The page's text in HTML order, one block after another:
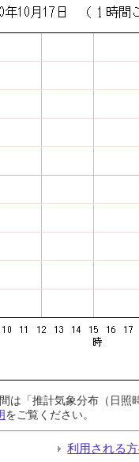
は「推計気象分布（日
をご覧ください。
利用される